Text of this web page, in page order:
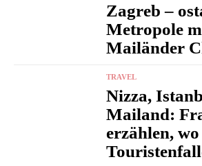
Zagreb –
Metropole
Mailänder
TRAVEL
Nizza,
Mailand:
erzählen, wo